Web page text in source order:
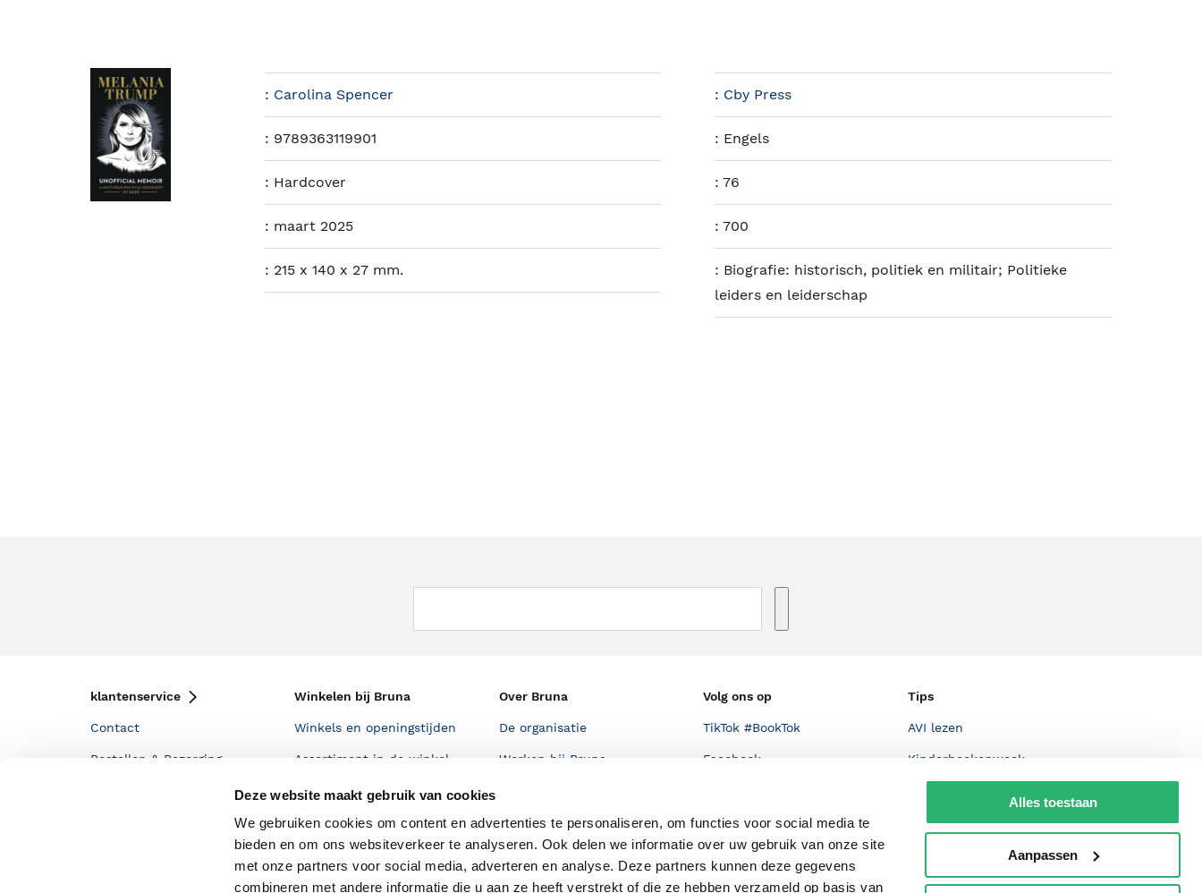
Deze website maakt gebruik van cookies
We gebruiken cookies om content en advertenties te personaliseren, om functies voor social media te
bieden en om ons websiteverkeer te analyseren. Ook delen we informatie over uw gebruik van onze site
met onze partners voor social media, adverteren en analyse. Deze partners kunnen deze gegevens
combineren met andere informatie die u aan ze heeft verstrekt of die ze hebben verzameld op basis van
Alles toestaan
Aanpassen
: Carolina Spencer : Cby Press
: 9789363119901 : Engels
: Hardcover :76
: maart 2025 :700
: 215 x 140 x 27 mm. : Biografie: historisch, politiek en militair; Politieke
leiders en leiderschap
klantenservice
Contact
Bestellen & Bezorging
Annuleren & Retourneren
Zakelijk boeken bestellen
Winkelen bij Bruna
Winkels en openingstijden
Assortiment in de winkel
Cadeaukaarten
Cadeauboxen
Staatsloterij
ING Servicepunten
Over Bruna
De organisatie
Werken bij Bruna
De voordelen van Bruna
Responsible Disclosure
Statement
Volg ons op
TikTok #BookTok
Facebook
Tips
AVI lezen
Kinderboekenweek
De Nationale Voorleesdagen
Wet op de Vaste Boekenprijs